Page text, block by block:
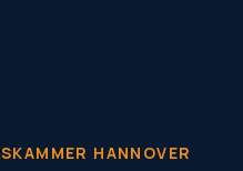
HANNOVER